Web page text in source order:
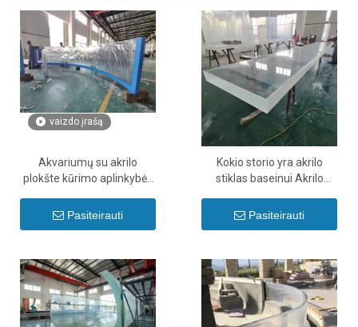
vaizdo įrašą
Akvariumų su akrilo
plokšte kūrimo aplinkybės
Pasiteirauti
Kokio storio yra akrilo
stiklas baseinui Akrilo
nuokrypos - Leyu
Pasiteirauti